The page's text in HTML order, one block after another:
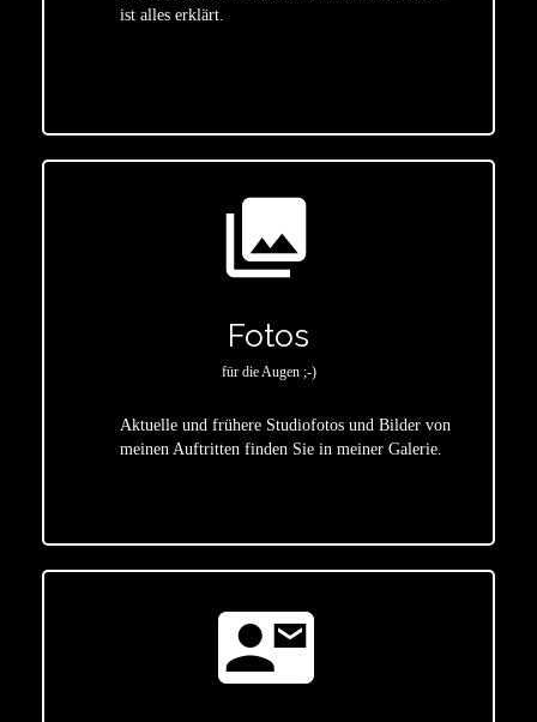
ist alles erklärt.
photo_library
Fotos
für die Augen ;-)
Aktuelle und frühere Studiofotos und Bilder von
meinen Auftritten finden Sie in meiner Galerie.
contact_mail